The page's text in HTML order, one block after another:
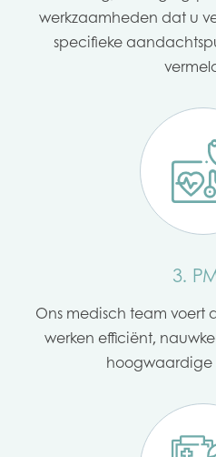
werkzaamheden dat u
specifieke
3.
Ons medisch team voert
werken efficiënt,